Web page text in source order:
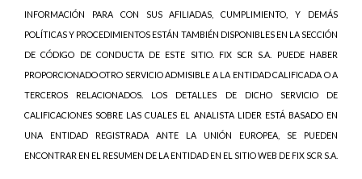
INFORMACIÓN PARA CON SUS AFILIADAS, CUMPLIMIENTO, Y DEMÁS
POLÍTICAS Y PROCEDIMIENTOS ESTÁN TAMBIÉN DISPONIBLES EN LA SECCIÓN
DE CÓDIGO DE CONDUCTA DE ESTE SITIO. FIX SCR S.A. PUEDE HABER
PROPORCIONADO OTRO SERVICIO ADMISIBLE A LA ENTIDAD CALIFICADA O A
TERCEROS RELACIONADOS. LOS DETALLES DE DICHO SERVICIO DE
CALIFICACIONES SOBRE LAS CUALES EL ANALISTA LIDER ESTÁ BASADO EN
UNA ENTIDAD REGISTRADA ANTE LA UNIÓN EUROPEA, SE PUEDEN
ENCONTRAR EN EL RESUMEN DE LA ENTIDAD EN EL SITIO WEB DE FIX SCR S.A.